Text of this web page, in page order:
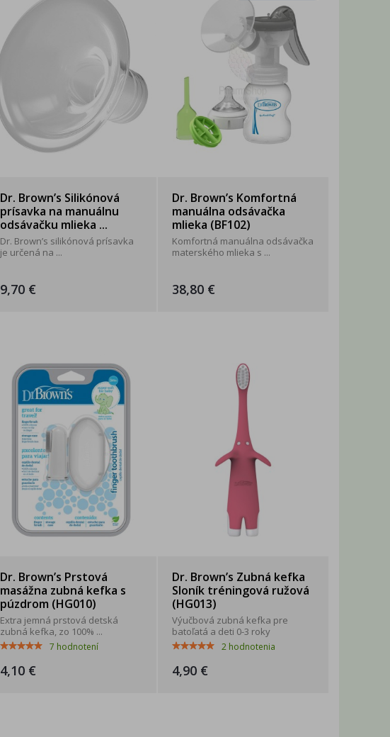
Dr. Brown’s Silikónová
prísavka na manuálnu
odsávačku mlieka ...
Dr. Brown’s silikónová prísavka
je určená na ...
9,70 €
Dr. Brown’s Komfortná
manuálna odsávačka
mlieka (BF102)
Komfortná manuálna odsávačka
materského mlieka s ...
38,80 €
Dr. Brown’s Prstová
masážna zubná kefka s
púzdrom (HG010)
Extra jemná prstová detská
zubná kefka, zo 100% ...
7 hodnotení
4,10 €
Dr. Brown’s Zubná kefka
Sloník tréningová ružová
(HG013)
Výučbová zubná kefka pre
batoľatá a deti 0-3 roky
2 hodnotenia
4,90 €